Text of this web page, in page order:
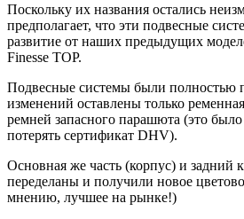
Поскольку их названия остались
предполагает, что эти подвесные
развитие от наших предыдущих
Finesse TOP.
Подвесные системы были полностью
изменений оставлены только
ремней запасного парашюта (это
потерять сертификат DHV).
Основная же часть (корпус) и задний
переделаны и получили новое
мнению, лучшее на рынке!)